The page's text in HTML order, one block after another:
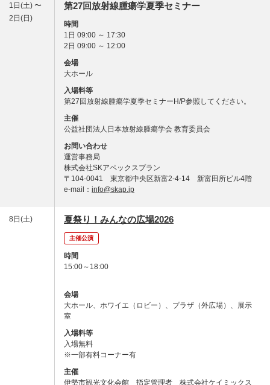
1日(土) 〜
2日(日)
第27回放射線腫瘍学夏季セミナー
時間
1日 09:00 ～ 17:30
2日 09:00 ～ 12:00
会場
大ホール
入場料等
第27回放射線腫瘍学夏季セミナーH/P参照してください。
主催
公益社団法人日本放射線腫瘍学会 教育委員会
お問い合わせ
運営事務局
株式会社SKアペックスプラン
〒104-0041 東京都中央区新富2-4-14 新富田所ビル4階
e-mail： info@skap.jp
8日(土) 夏祭り！みんなの広場2026
主催公演
時間
15:00～18:00
会場
大ホール、ホワイエ（ロビー）、プラザ（外広場）、展示
室
入場料等
入場無料
※一部有料コーナー有
主催
伊勢市観光文化会館 指定管理者 株式会社ケイミックス